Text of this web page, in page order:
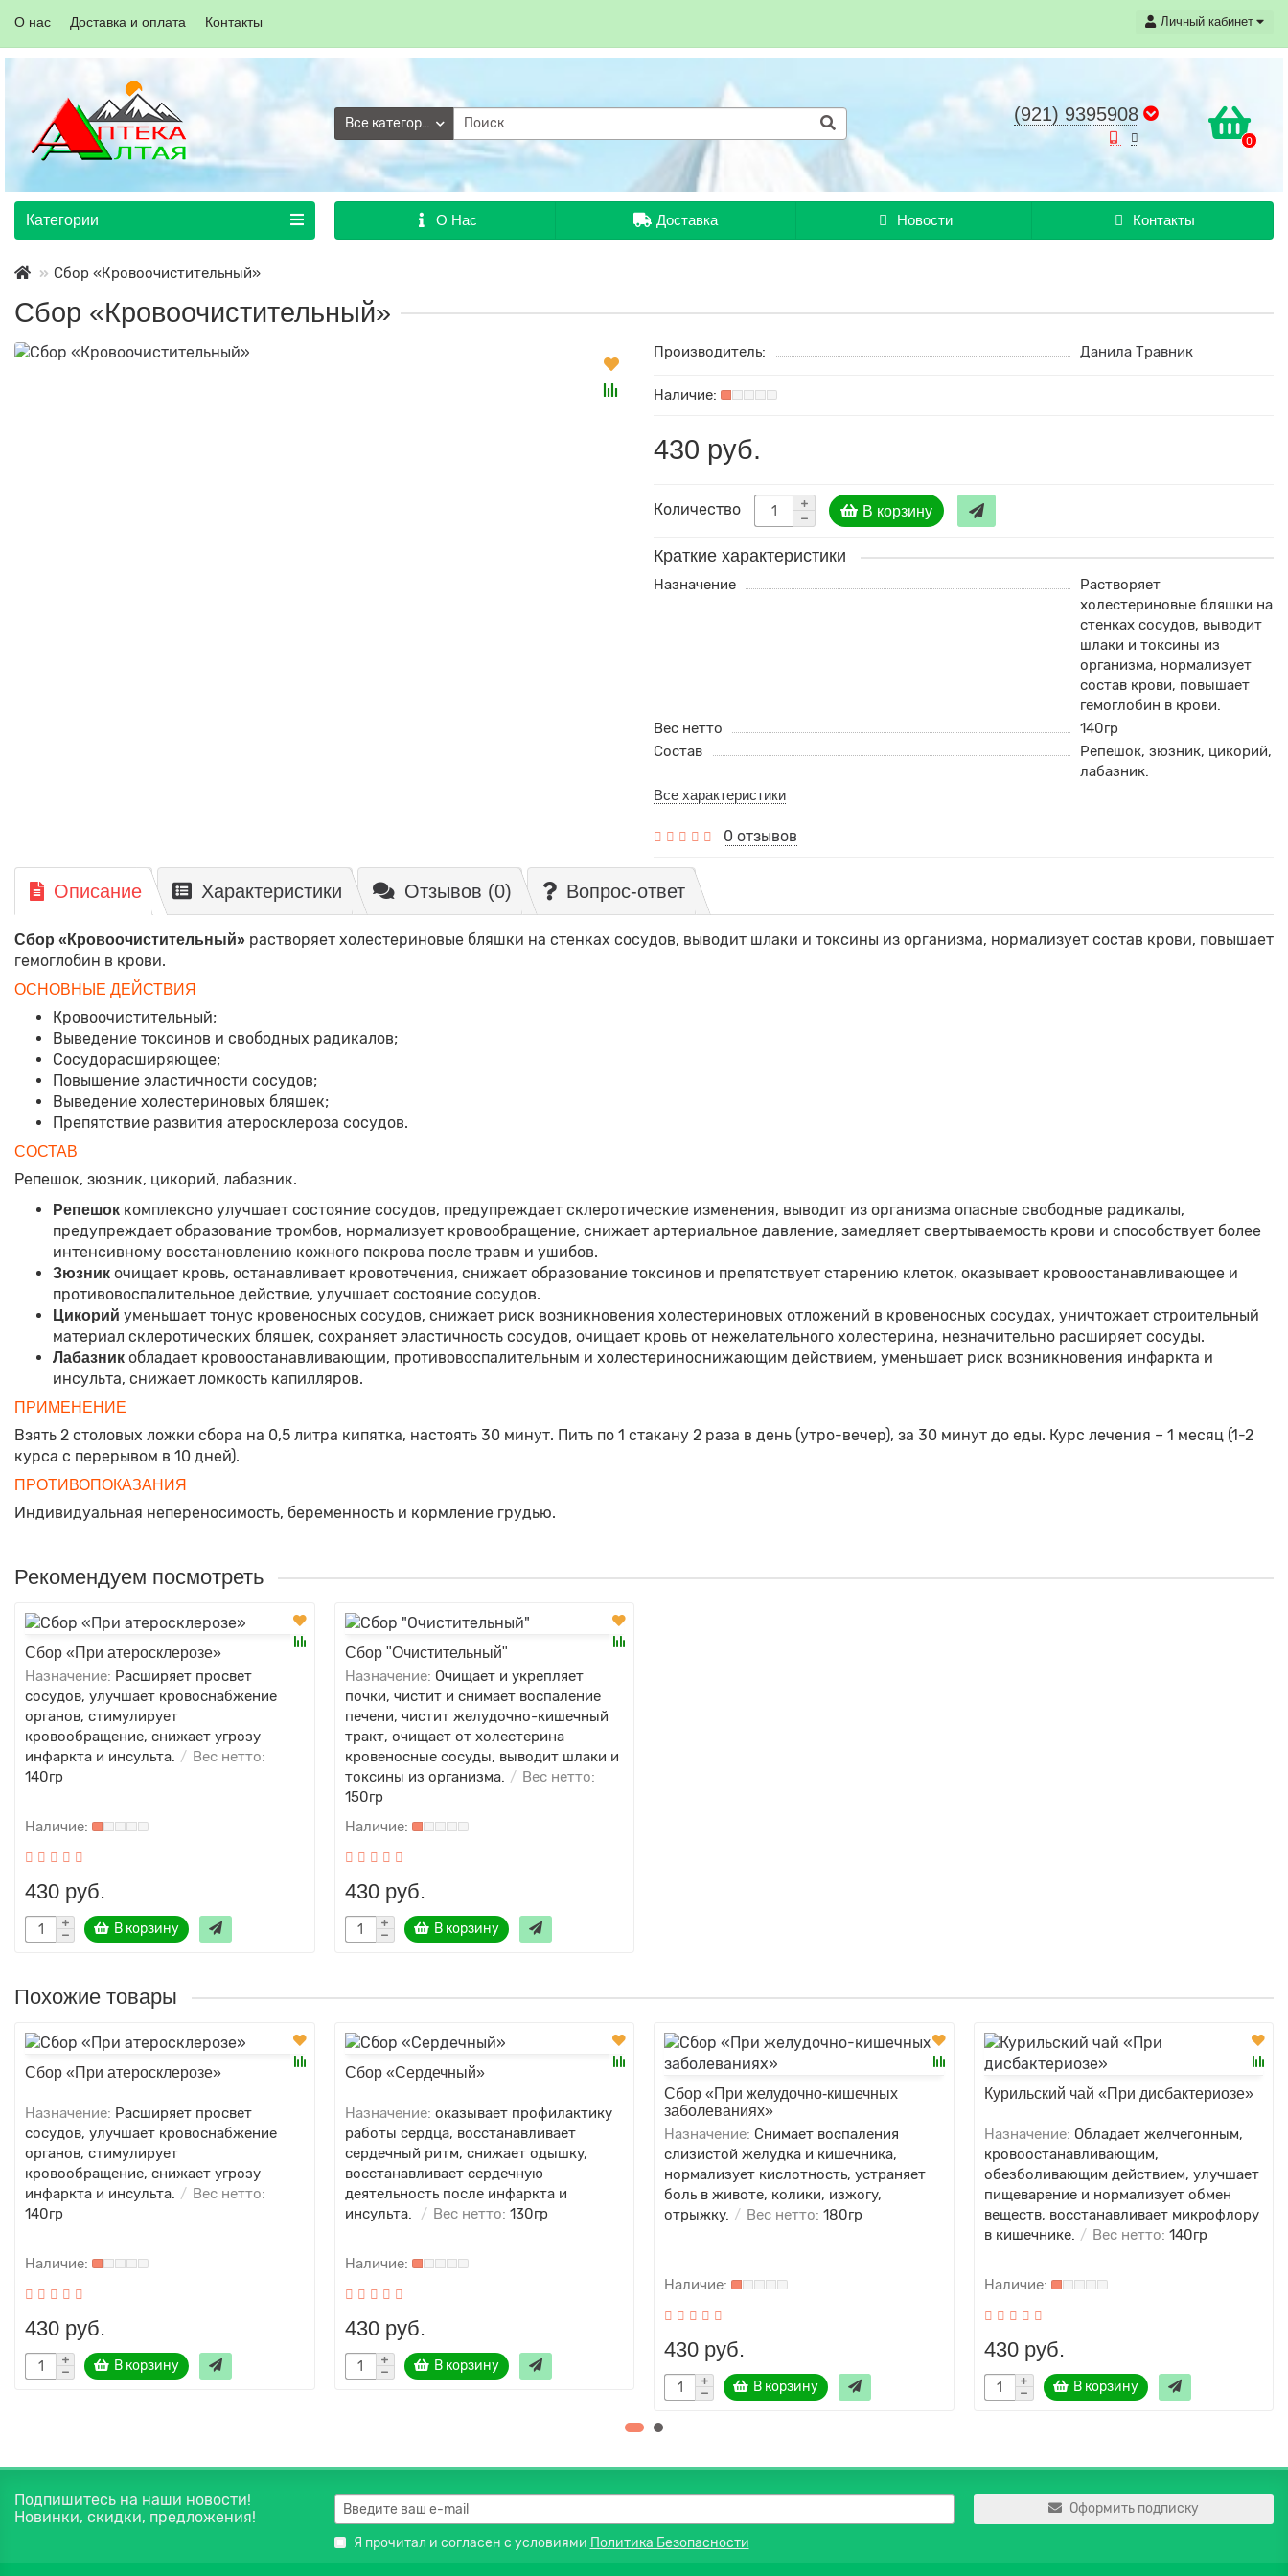
Личный кабинет
О нас Доставка и оплата Контакты
(921) 9395908
0
Все категории
Категории О Нас Доставка Новости Контакты
Сбор «Кровоочистительный»
Сбор «Кровоочистительный»
Производитель: Данила Травник
430 руб.
Количество В корзину
Краткие характеристики
Назначение
Растворяет
холестериновые бляшки на
стенках сосудов, выводит
шлаки и токсины из
организма, нормализует
состав крови, повышает
гемоглобин в крови.
Вес нетто
140гр
Состав
Репешок, зюзник, цикорий,
лабазник.
Все характеристики
0 отзывов
Описание Характеристики Отзывов (0) Вопрос-ответ
Сбор «Кровоочистительный» растворяет холестериновые бляшки на стенках сосудов, выводит шлаки и токсины из организма, нормализует состав крови, повышает
гемоглобин в крови.
ОСНОВНЫЕ ДЕЙСТВИЯ
Кровоочистительный;
Выведение токсинов и свободных радикалов;
Сосудорасширяющее;
Повышение эластичности сосудов;
Выведение холестериновых бляшек;
Препятствие развития атеросклероза сосудов.
СОСТАВ
Репешок, зюзник, цикорий, лабазник.
Репешок комплексно улучшает состояние сосудов, предупреждает склеротические изменения, выводит из организма опасные свободные радикалы,
предупреждает образование тромбов, нормализует кровообращение, снижает артериальное давление, замедляет свертываемость крови и способствует более
интенсивному восстановлению кожного покрова после травм и ушибов.
Зюзник очищает кровь, останавливает кровотечения, снижает образование токсинов и препятствует старению клеток, оказывает кровоостанавливающее и
противовоспалительное действие, улучшает состояние сосудов.
Цикорий уменьшает тонус кровеносных сосудов, снижает риск возникновения холестериновых отложений в кровеносных сосудах, уничтожает строительный
материал склеротических бляшек, сохраняет эластичность сосудов, очищает кровь от нежелательного холестерина, незначительно расширяет сосуды.
Лабазник обладает кровоостанавливающим, противовоспалительным и холестериноснижающим действием, уменьшает риск возникновения инфаркта и
инсульта, снижает ломкость капилляров.
ПРИМЕНЕНИЕ
Взять 2 столовых ложки сбора на 0,5 литра кипятка, настоять 30 минут. Пить по 1 стакану 2 раза в день (утро-вечер), за 30 минут до еды. Курс лечения – 1 месяц (1-2
курса с перерывом в 10 дней).
ПРОТИВОПОКАЗАНИЯ
Индивидуальная непереносимость, беременность и кормление грудью.
Рекомендуем посмотреть
Сбор «При атеросклерозе»
Назначение: Расширяет просвет
сосудов, улучшает кровоснабжение
органов, стимулирует
кровообращение, снижает угрозу
инфаркта и инсульта.
Вес нетто:
140гр
430 руб.
В корзину
Сбор "Очистительный"
Назначение: Очищает и укрепляет
почки, чистит и снимает воспаление
печени, чистит желудочно-кишечный
тракт, очищает от холестерина
кровеносные сосуды, выводит шлаки и
токсины из организма.
Вес нетто:
150гр
430 руб.
В корзину
Похожие товары
Сбор «При атеросклерозе»
Назначение: Расширяет просвет
сосудов, улучшает кровоснабжение
органов, стимулирует
кровообращение, снижает угрозу
инфаркта и инсульта.
Вес нетто:
140гр
430 руб.
В корзину
Сбор «Сердечный»
Назначение: оказывает профилактику
работы сердца, восстанавливает
сердечный ритм, снижает одышку,
восстанавливает сердечную
деятельность после инфаркта и
инсульта.
Вес нетто: 130гр
430 руб.
В корзину
Сбор «При желудочно-кишечных
заболеваниях»
Назначение: Снимает воспаления
слизистой желудка и кишечника,
нормализует кислотность, устраняет
боль в животе, колики, изжогу,
отрыжку.
Вес нетто: 180гр
430 руб.
В корзину
Курильский чай «При дисбактериозе»
Назначение: Обладает желчегонным,
кровоостанавливающим,
обезболивающим действием, улучшает
пищеварение и нормализует обмен
веществ, восстанавливает микрофлору
в кишечнике.
Вес нетто: 140гр
430 руб.
В корзину
Подпишитесь на наши новости!
Новинки, скидки, предложения!
Я прочитал и согласен с условиями Политика Безопасности
Оформить подписку